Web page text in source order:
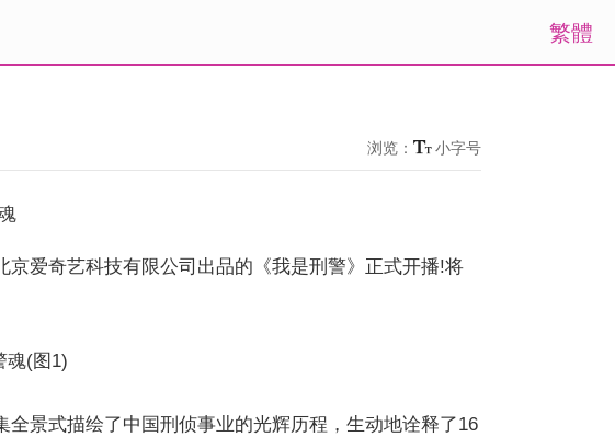
繁體
浏览： 小字号
爱奇艺科技有限公司出品的《我是刑警》正式开播!将
景式描绘了中国刑侦事业的光辉历程，生动地诠释了16